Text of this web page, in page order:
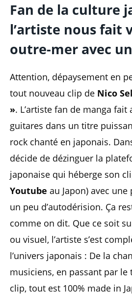
Fan de la culture
l’artiste nous fait
outre-mer avec
Attention, dépaysement en
tout nouveau clip de Nico
». L’artiste fan de manga
guitares dans un titre
rock chanté en japonais.
décide de dézinguer la
japonaise qui héberge son
Youtube au Japon) avec
un peu d’autodérision. Ça
comme on dit. Que ce soit
ou visuel, l’artiste s’est
l’univers japonais : De la
musiciens, en passant par le
clip, tout est 100% made in